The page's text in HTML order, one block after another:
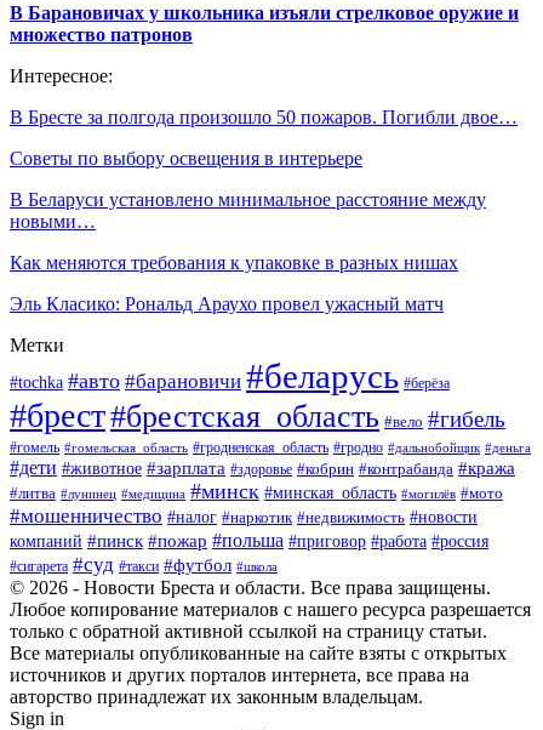
В Барановичах у школьника изъяли стрелковое оружие и
множество патронов
Интересное:
В Бресте за полгода произошло 50 пожаров. Погибли двое…
Советы по выбору освещения в интерьере
В Беларуси установлено минимальное расстояние между
новыми…
Как меняются требования к упаковке в разных нишах
Эль Класико: Рональд Араухо провел ужасный матч
Метки
#tochka #авто #барановичи #беларусь #берёза
#брест#брестская_область #вело #гибель
#гомель #гомельская_область #гродненская_область #гродно #дальнобойщик #деньга
#дети #животное #зарплата #здоровье #кобрин #контрабанда #кража
#литва #лунинец #медицина #минск #минская_область #могилёв #мото
#мошенничество #налог #наркотик #недвижимость #новости
компаний #пинск #пожар #польша #приговор #работа #россия
#сигарета #суд #такси #футбол #школа
© 2026 - Новости Бреста и области. Все права защищены.
Любое копирование материалов с нашего ресурса разрешается
только с обратной активной ссылкой на страницу статьи.
Все материалы опубликованные на сайте взяты с открытых
источников и других порталов интернета, все права на
авторство принадлежат их законным владельцам.
Sign in